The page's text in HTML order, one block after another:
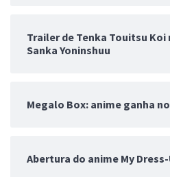
Trailer de Tenka Touitsu Koi
Sanka Yoninshuu
Megalo Box: anime ganha
Abertura do anime My